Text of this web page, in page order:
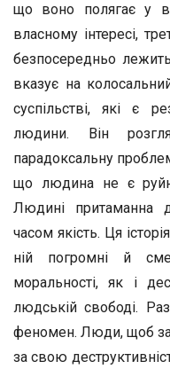
що воно полягає у
власному інтересі,
безпосередньо
вказує на
суспільстві, які є
людини. Він
парадоксальну
що людина не є
Людині притаманна
часом якість. Ця
ній погромні й
моральності, як і
людській свободі.
феномен. Люди, щоб
за свою